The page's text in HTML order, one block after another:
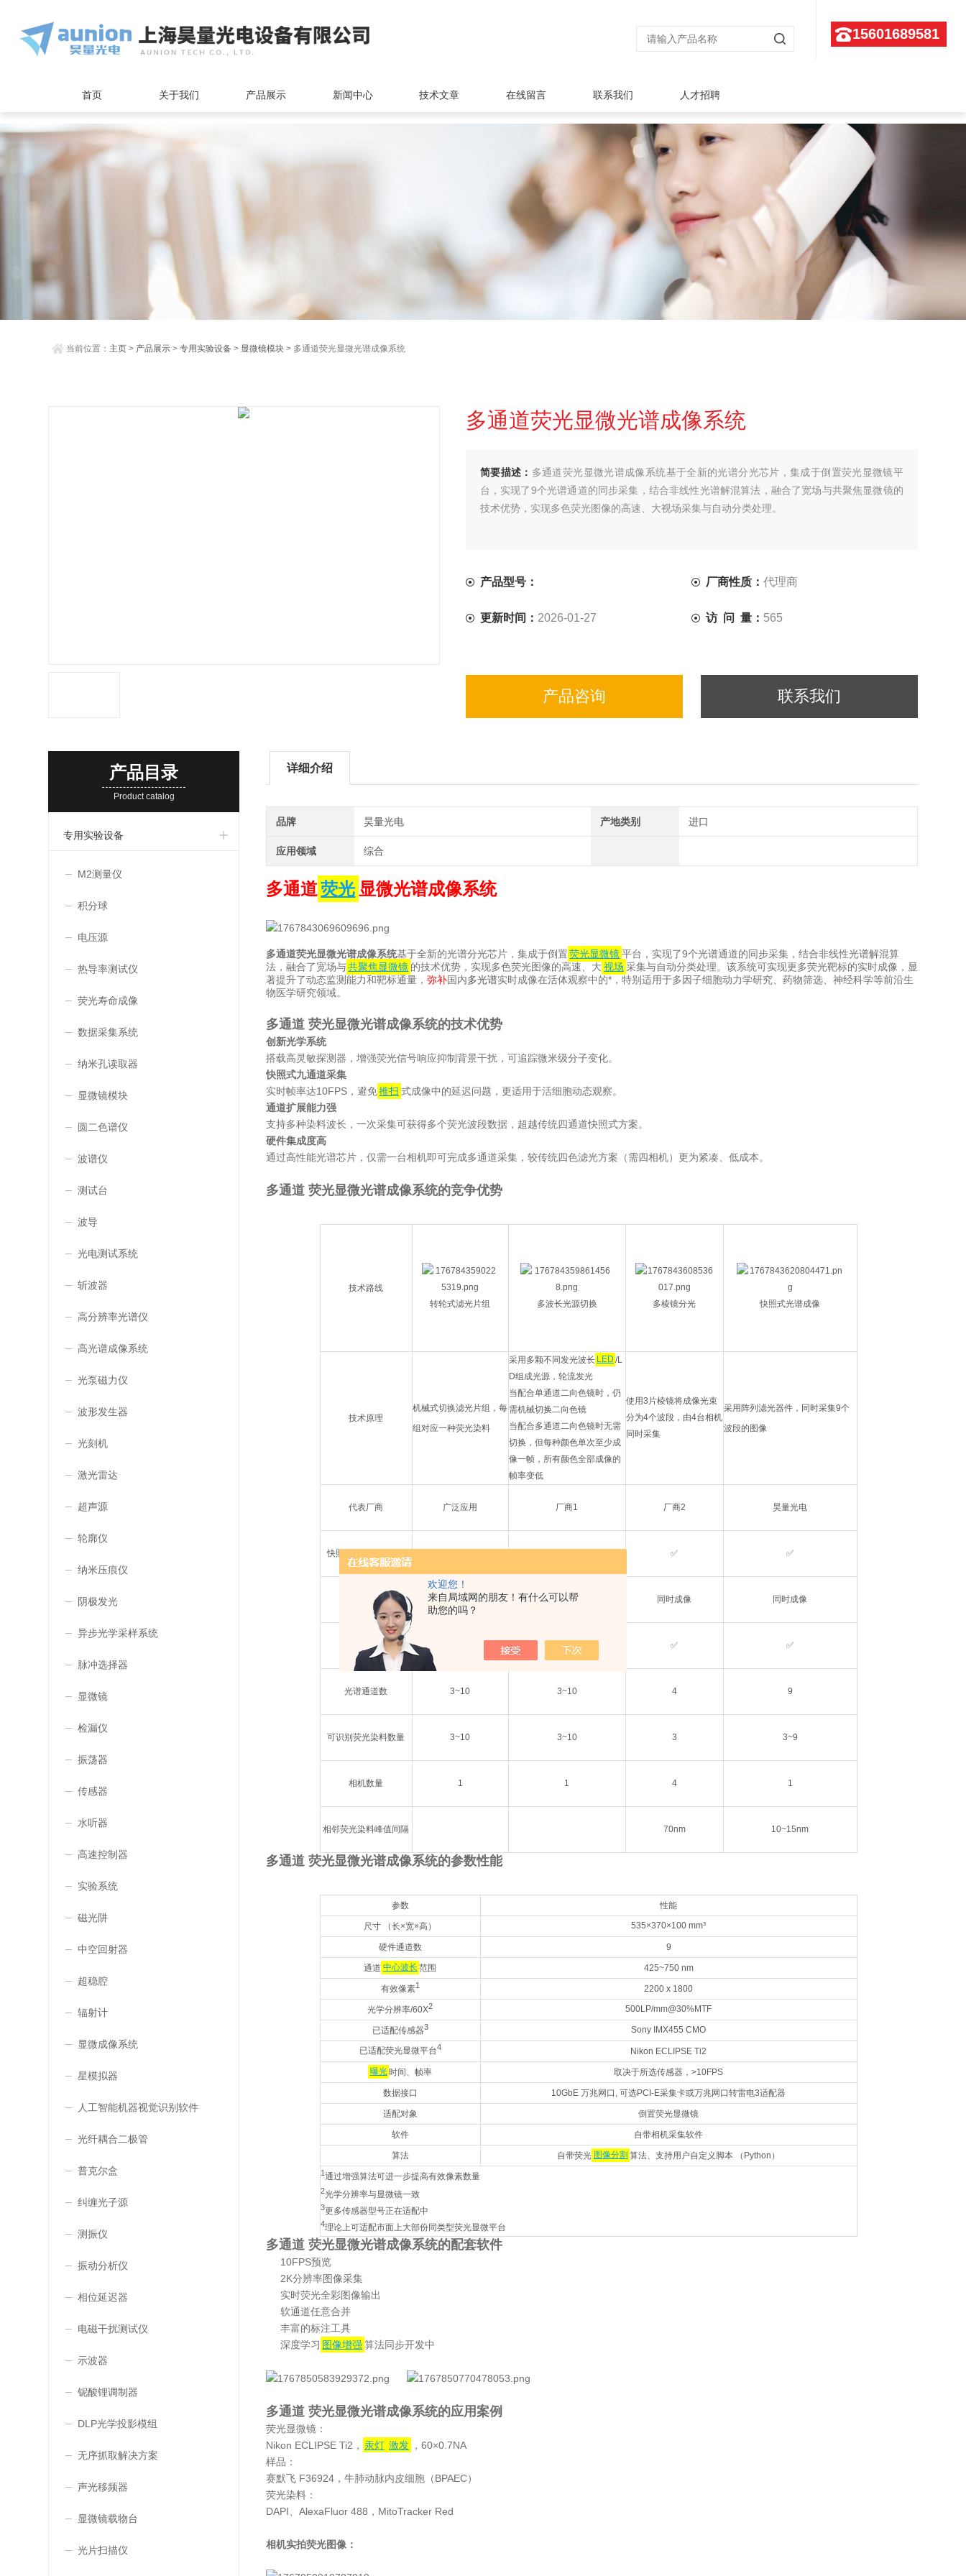
欢迎您！
来自局域网的朋友！有什么可以帮
助您的吗？
15601689581
首页 关于我们 产品展示 新闻中心 技术文章 在线留言 联系我们 人才招聘
当前位置： 主页 > 产品展示 >专用实验设备 > 显微镜模块 > 多通道荧光显微光谱成像系统
多通道荧光显微光谱成像系统
简要描述： 多通道荧光显微光谱成像系统基于全新的光谱分光芯片，集成于倒置荧光显微镜平
台，实现了9个光谱通道的同步采集，结合非线性光谱解混算法，融合了宽场与共聚焦显微镜的
技术优势，实现多色荧光图像的高速、大视场采集与自动分类处理。
产品型号： 厂商性质：代理商
更新时间： 2026-01-27 访 问 量： 565
产品咨询 联系我们
产品目录
Product catalog
专用实验设备
M2测量仪
积分球
电压源
热导率测试仪
荧光寿命成像
数据采集系统
纳米孔读取器
显微镜模块
圆二色谱仪
波谱仪
测试台
波导
光电测试系统
斩波器
高分辨率光谱仪
高光谱成像系统
光泵磁力仪
波形发生器
光刻机
激光雷达
超声源
轮廓仪
纳米压痕仪
阴极发光
异步光学采样系统
脉冲选择器
显微镜
检漏仪
振荡器
传感器
水听器
高速控制器
实验系统
磁光阱
中空回射器
超稳腔
辐射计
显微成像系统
星模拟器
人工智能机器视觉识别软件
光纤耦合二极管
普克尔盒
纠缠光子源
测振仪
振动分析仪
相位延迟器
电磁干扰测试仪
示波器
铌酸锂调制器
DLP光学投影模组
无序抓取解决方案
声光移频器
显微镜载物台
光片扫描仪
详细介绍
品牌 昊量光电 产地类别 进口
应用领域 综合
多通道 荧光 显微光谱成像系统
多通道荧光显微光谱成像系统基于全新的光谱分光芯片，集成于倒置 荧光显微镜 平台，实现了9个光谱通道的同步采集，结合非线性光谱解混算
法，融合了宽场与共聚焦显微镜 的技术优势，实现多色荧光图像的高速、大 视场 采集与自动分类处理。该系统可实现更多荧光靶标的实时成像，显
著提升了动态监测能力和靶标通量， 弥补国内多光谱实时成像在活体观察中的*，特别适用于多因子细胞动力学研究、药物筛选、神经科学等前沿生
物医学研究领域。
多通道 荧光显微光谱成像系统的技术优势
创新光学系统
搭载高灵敏探测器，增强荧光信号响应抑制背景干扰，可追踪微米级分子变化。
快照式九通道采集
实时帧率达10FPS，避免推扫 式成像中的延迟问题，更适用于活细胞动态观察。
通道扩展能力强
支持多种染料波长，一次采集可获得多个荧光波段数据，超越传统四通道快照式方案。
硬件集成度高
通过高性能光谱芯片，仅需一台相机即可完成多通道采集，较传统四色滤光方案（需四相机）更为紧凑、低成本。
多通道 荧光显微光谱成像系统的竞争优势
技术路线
转轮式滤光片组
多波长光源切换 多棱镜分光 快照式光谱成像
技术原理
机械式切换滤光片组，每
组对应一种荧光染料
采用多颗不同发光波长 LED /L
D组成光源，轮流发光
当配合单通道二向色镜时，仍
需机械切换二向色镜
当配合多通道二向色镜时无需
切换，但每种颜色单次至少成
像一帧，所有颜色全部成像的
帧率变低
使用3片棱镜将成像光束
分为4个波段，由4台相机
同时采集
采用阵列滤光器件，同时采集9个
波段的图像
代表厂商 广泛应用 厂商1 厂商2 昊量光电
快照式多色荧光成像 ✅ ✅
多色成像速度 慢 较慢 同时成像 同时成像
时空失配 × ✅ ✅
光谱通道数 3~10 3~10 4 9
可识别荧光染料数量 3~10 3~10 3 3~9
相机数量 1 1 4 1
相邻荧光染料峰值间隔 70nm 10~15nm
多通道 荧光显微光谱成像系统的参数性能
参数 性能
尺寸 （长×宽×高） 535×370×100 mm³
硬件通道数 9
通道 中心波长 范围 425~750 nm
有效像素1 2200 x 1800
光学分辨率/60X2 500LP/mm@30%MTF
已适配传感器3 Sony IMX455 CMO
已适配荧光显微平台4 Nikon ECLIPSE Ti2
曝光时间、帧率 取决于所选传感器，>10FPS
数据接口 10GbE 万兆网口, 可选PCI-E采集卡或万兆网口转雷电3适配器
适配对象 倒置荧光显微镜
软件 自带相机采集软件
算法 自带荧光 图像分割 算法、支持用户自定义脚本 （Python）
1通过增强算法可进一步提高有效像素数量
2光学分辨率与显微镜一致
3更多传感器型号正在适配中
4理论上可适配市面上大部份同类型荧光显微平台
多通道 荧光显微光谱成像系统的配套软件
10FPS预览
2K分辨率图像采集
实时荧光全彩图像输出
软通道任意合并
丰富的标注工具
深度学习 图像增强 算法同步开发中
多通道 荧光显微光谱成像系统的应用案例
荧光显微镜：
Nikon ECLIPSE Ti2， 汞灯 激发 ，60×0.7NA
样品：
赛默飞 F36924，牛肺动脉内皮细胞（BPAEC）
荧光染料：
DAPI、AlexaFluor 488，MitoTracker Red
相机实拍荧光图像：